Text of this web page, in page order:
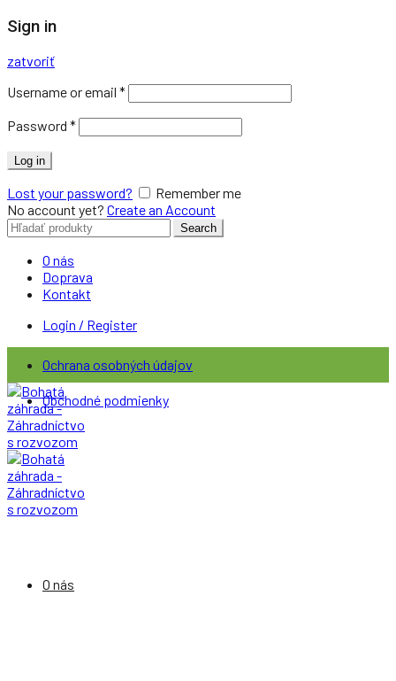
Sign in
zatvoriť
Username or email *
Password *
Log in
Lost your password?
Remember me
No account yet? Create an Account
Search
for:
Search
O nás
Doprava
Kontakt
Login / Register
Ochrana osobných údajov
Obchodné podmienky
O nás